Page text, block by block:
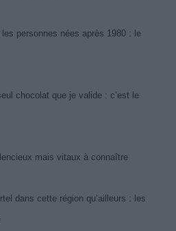
personnes nées après 1980 : le
chocolat que je valide : c’est le
mais vitaux à connaître
dans cette région qu’ailleurs : les